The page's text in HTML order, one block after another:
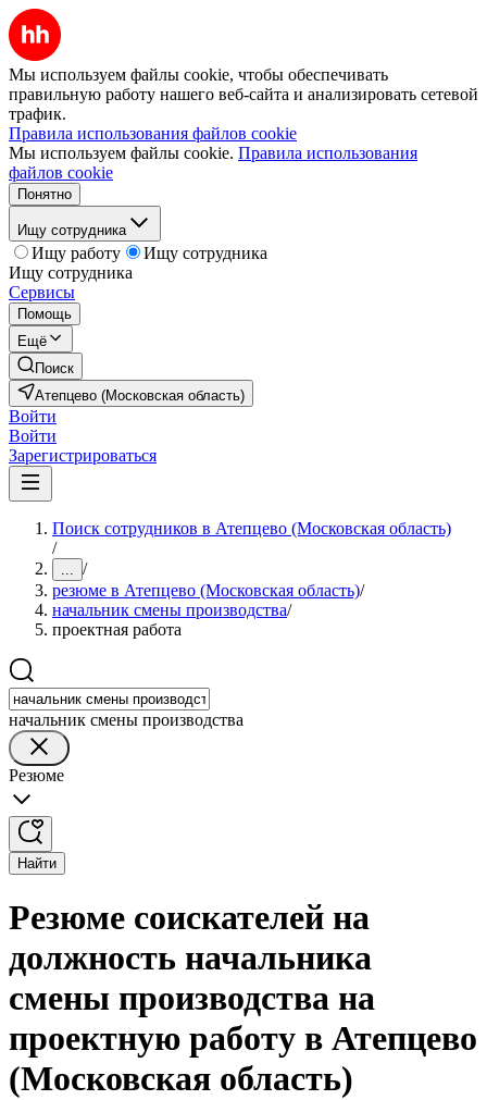
Мы используем файлы cookie, чтобы обеспечивать
правильную работу нашего веб-сайта и анализировать сетевой
трафик.
Правила использования файлов cookie
Мы используем файлы cookie. Правила использования
файлов cookie
Понятно
Ищу сотрудника
Ищу работу
Ищу сотрудника
Ищу сотрудника
Сервисы
Помощь
Ещё
Поиск
Атепцево (Московская область)
Войти
Войти
Зарегистрироваться
Поиск сотрудников в Атепцево (Московская область)
/
... /
резюме в Атепцево (Московская область)/
начальник смены производства/
проектная работа
начальник смены производства
Резюме
Найти
Резюме соискателей на
должность начальника
смены производства на
проектную работу в Атепцево
(Московская область)